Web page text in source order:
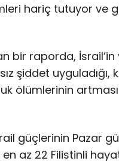
hariç tutuyor ve
bir raporda,
şiddet uyguladığı,
ölümlerinin
güçlerinin Pazar
az 22 Filistinli